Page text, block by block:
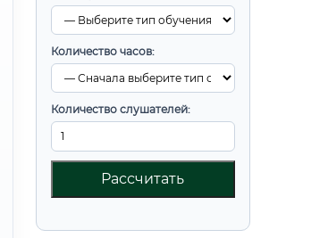
Количество часов:
Количество слушателей:
Рассчитать